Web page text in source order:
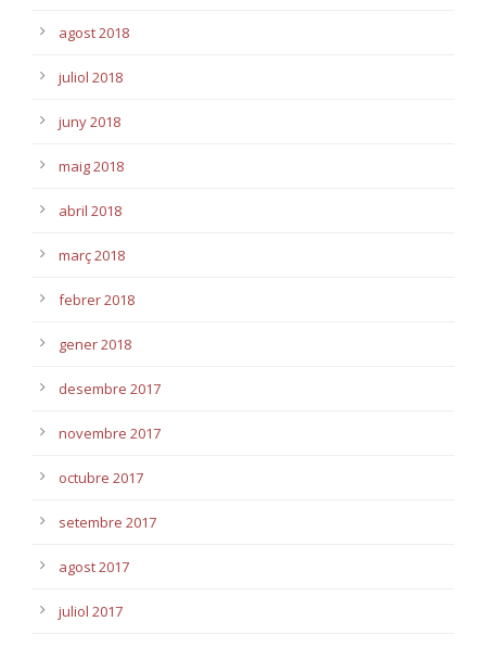
agost 2018
juliol 2018
juny 2018
maig 2018
abril 2018
març 2018
febrer 2018
gener 2018
desembre 2017
novembre 2017
octubre 2017
setembre 2017
agost 2017
juliol 2017